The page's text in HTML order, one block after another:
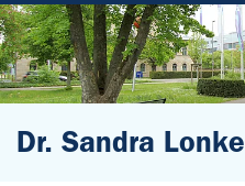
Dr. Sandra Lonke